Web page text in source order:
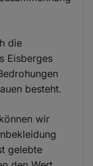
die
Eisberges
besteht.
wir
gelebte